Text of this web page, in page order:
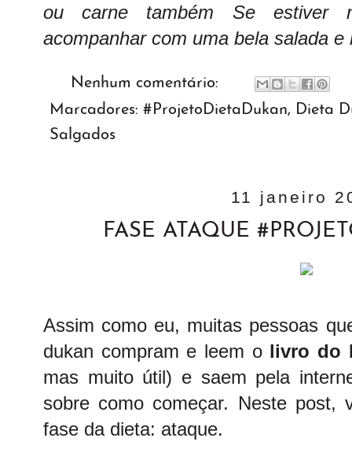
ou carne também Se estiver
acompanhar com uma bela salada e
Nenhum comentário:
Marcadores: #ProjetoDietaDukan, Dieta
Salgados
11 janeiro
FASE ATAQUE
Assim como eu, muitas pessoas
dukan compram e leem o livro do
mas muito útil) e saem pela
sobre como começar. Neste post,
fase da dieta: ataque.